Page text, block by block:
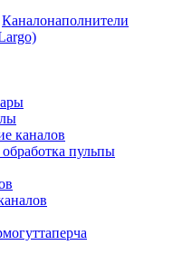
Каналонаполнители
каналов
пульпы